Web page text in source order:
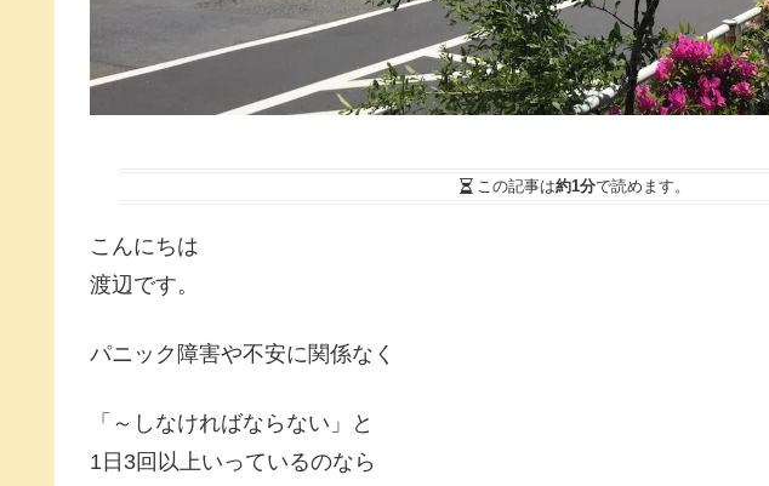
この記事は約1分で読めます。
こんにちは
渡辺です。
パニック障害や不安に関係なく
「～しなければならない」と
1日3回以上いっているのなら